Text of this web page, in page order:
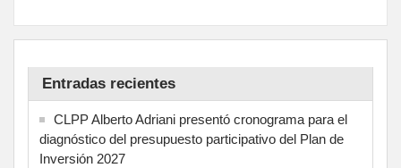
Entradas recientes
CLPP Alberto Adriani presentó cronograma para el
diagnóstico del presupuesto participativo del Plan de
Inversión 2027